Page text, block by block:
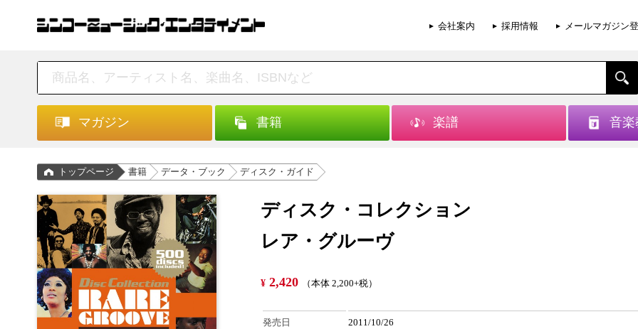
会社案内 採用情報 メールマガジン
マガジン 書籍 楽譜 音楽
トップページ 書籍 データ・ブック ディスク・ガイド
ディスク・コレクション
レア・グルーヴ
¥ 2,420 （本体 2,200+税）
発売日 2011/10/26